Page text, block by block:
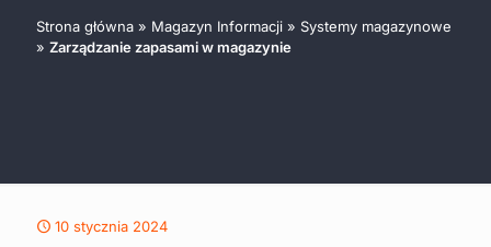
Strona główna » Magazyn Informacji » Systemy magazynowe
» Zarządzanie zapasami w magazynie
10 stycznia 2024